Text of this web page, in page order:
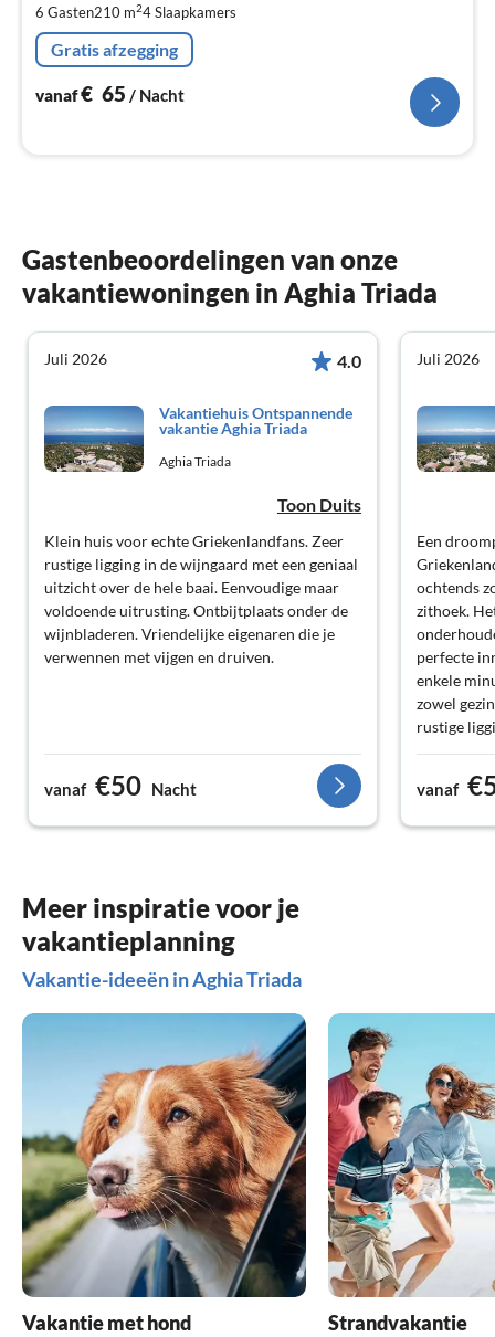
6 Gasten210 m24Slaapkamers
Gratis afzegging
vanaf€ 65 / Nacht
Gastenbeoordelingen van onze
vakantiewoningen in Aghia Triada
Juli 2026 4.0
Vakantiehuis Ontspannende
vakantie Aghia Triada
Aghia Triada
Toon Duits
Klein huis voor echte Griekenlandfans. Zeer
rustige ligging in de wijngaard met een geniaal
uitzicht over de hele baai. Eenvoudige maar
voldoende uitrusting. Ontbijtplaats onder de
wijnbladeren. Vriendelijke eigenaren die je
verwennen met vijgen en druiven.
vanaf €50 Nacht
Juli 2026
Een
ochtends
zithoek.
perfecte
enkele
zowel
rustige
auto te
een
vanaf
Meer inspiratie voor je
vakantieplanning
Vakantie-ideeën in Aghia Triada
Vakantie met hond Strandvakantie